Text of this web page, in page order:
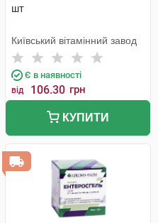
шт
Київський вітамінний завод
Є в наявності
від 106.30 грн
КУПИТИ